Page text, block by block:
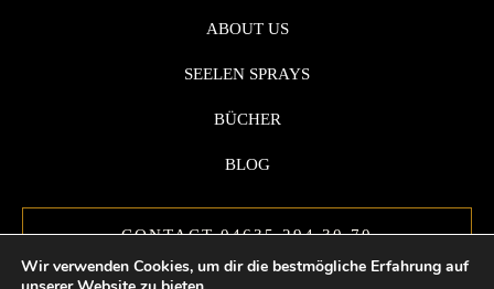
ABOUT US
SEELEN SPRAYS
BÜCHER
BLOG
CONTACT 04635 294 30 70
Wir verwenden Cookies, um dir die bestmögliche Erfahrung auf